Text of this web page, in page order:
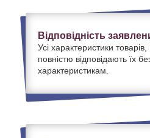
Відповідність
Усі характеристики товарів,
повністю відповідають їх
характеристикам.